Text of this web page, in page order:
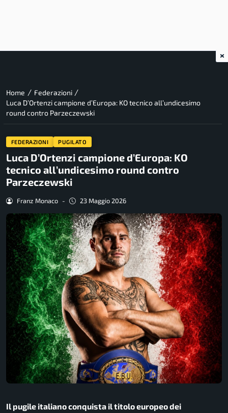
Home / Federazioni /
Luca D’Ortenzi campione d’Europa: KO tecnico all’undicesimo
round contro Parzeczewski
FEDERAZIONI PUGILATO
Luca D’Ortenzi campione d’Europa: KO
tecnico all’undicesimo round contro
Parzeczewski
Franz Monaco - 23 Maggio 2026
Il pugile italiano conquista il titolo europeo dei
×